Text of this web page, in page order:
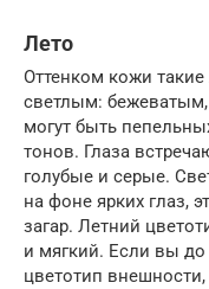
Лето
Оттенком кожи
светлым:
могут быть
тонов. Глаза
голубые и серые.
на фоне ярких глаз,
загар. Летний
и мягкий. Если вы
цветотип